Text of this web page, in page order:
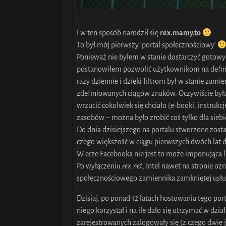
I w ten sposób narodził się rex.mamy.to
To był mój pierwszy 'portal społecznościowy’
Ponieważ nie byłem w stanie dostarczyć
postanowiłem pozwolić użytkownikom na
razy dziennie i dzięki filtrom był w stanie
zdefiniowanych ciągów znaków. Oczywiście
wrzucić cokolwiek się chciało (e-booki,
zasobów – można było zrobić coś tylko dla
Do dnia dzisiejszego na portalu stworzone
czego większość w ciągu pierwszych dwóch lat
W erze Facebooka nie jest to może imponująca
Po wyłączeniurex.net, Intel nawet na stronie
społecznościowego zamiennika zamkniętej
Dzisiaj, po ponad 12 latach hostowania tego
niego korzystał i na ile dało się utrzymać w
zarejestrowanych zalogowały się (z czego